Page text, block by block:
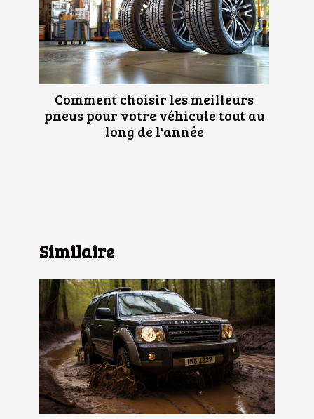
Comment choisir les meilleurs
pneus pour votre véhicule tout au
long de l'année
Similaire